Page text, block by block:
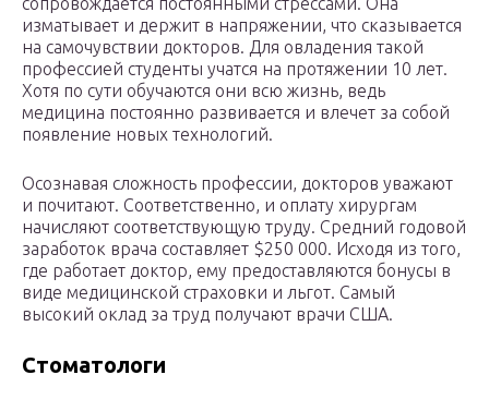
изматывает и держит в напряжении, что сказывается
на самочувствии докторов. Для овладения такой
профессией студенты учатся на протяжении 10 лет.
Хотя по сути обучаются они всю жизнь, ведь
медицина постоянно развивается и влечет за собой
появление новых технологий.
Осознавая сложность профессии, докторов уважают
и почитают. Соответственно, и оплату хирургам
начисляют соответствующую труду. Средний годовой
заработок врача составляет $250 000. Исходя из того,
где работает доктор, ему предоставляются бонусы в
виде медицинской страховки и льгот. Самый
высокий оклад за труд получают врачи США.
Стоматологи